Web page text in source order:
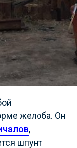
желоба. Он
,
шпунт